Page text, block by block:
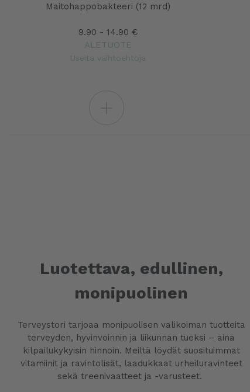
Maitohappobakteeri (12 mrd)
9.90 - 14.90 €
ALETUOTE
Useita vaihtoehtoja
Luotettava, edullinen,
monipuolinen
Terveystori tarjoaa monipuolisen valikoiman tuotteita
terveyden, hyvinvoinnin ja liikunnan tueksi – aina
kilpailukykyisin hinnoin. Meiltä löydät suosituimmat
vitamiinit ja ravintolisät, laadukkaat urheiluravinteet
sekä treenivaatteet ja -varusteet.